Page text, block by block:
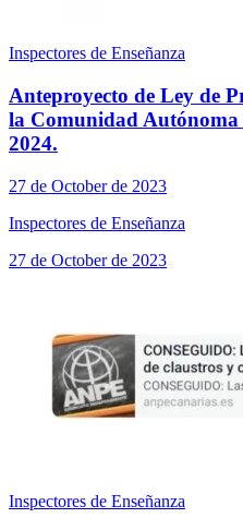
Inspectores de Enseñanza
Anteproyecto de Ley de
la Comunidad Autónoma
2024.
27 de October de 2023
Inspectores de Enseñanza
27 de October de 2023
Inspectores de Enseñanza